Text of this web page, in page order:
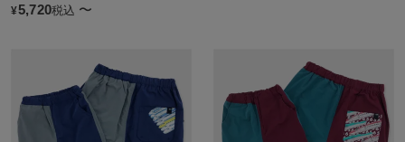
¥5,720税込 〜